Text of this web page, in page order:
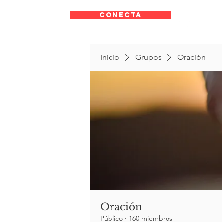
CONECTA
Inicio Grupos Oración
Oración
Público · 160 miembros